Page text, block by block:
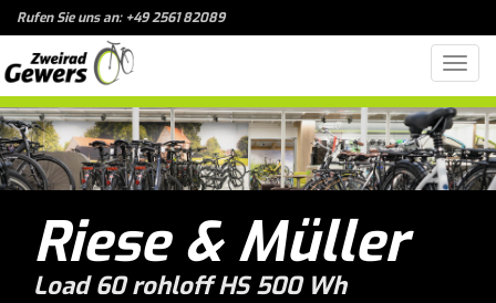
Rufen Sie uns an: +49 2561 82089
Riese & Müller
Load 60 rohloff HS 500 Wh